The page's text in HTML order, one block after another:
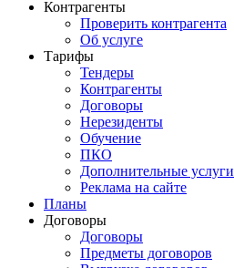
Контрагенты
Проверить контрагента
Об услуге
Тарифы
Тендеры
Контрагенты
Договоры
Нерезиденты
Обучение
ПКО
Дополнительные услуги
Реклама на сайте
Планы
Договоры
Договоры
Предметы договоров